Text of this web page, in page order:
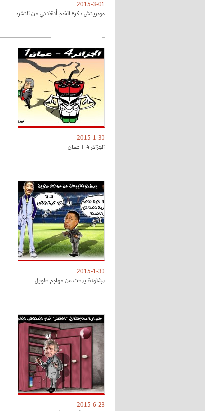
2015-3-01
مودريتش : كرة القدم أنقذتني من التشرد
2015-1-30
الجزائر 4-1 عمان
2015-1-30
برشلونة يبحث عن مهاجم طويل
2015-6-28